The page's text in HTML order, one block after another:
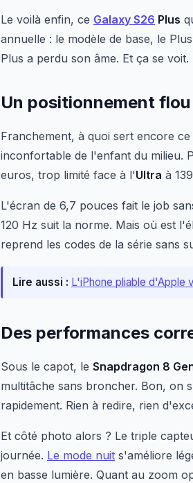
Le voilà enfin, ce Galaxy S26 Plus
annuelle : le modèle de base, le
Plus a perdu son âme. Et ça se voit.
Un positionnement
Franchement, à quoi sert encore ce
inconfortable de l'enfant du milieu.
euros, trop limité face à l'Ultra à
L'écran de 6,7 pouces fait le job
120 Hz suit la norme. Mais où est
reprend les codes de la série sans
Lire aussi : L'iPhone pliable d'Apple
Des performances
Sous le capot, le Snapdragon 8
multitâche sans broncher. Bon, on
rapidement. Rien à redire, rien
Et côté photo alors ? Le triple
journée. Le mode nuit s'améliore
en basse lumière. Quant au zoom